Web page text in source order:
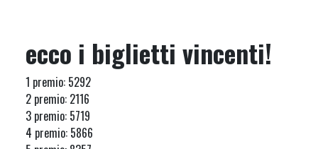
ecco i biglietti vincenti!
1 premio: 5292
2 premio: 2116
3 premio: 5719
4 premio: 5866